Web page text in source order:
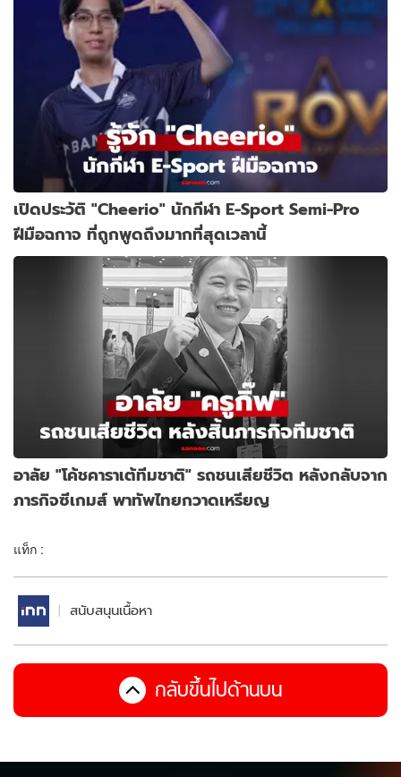
เปิดประวัติ "Cheerio" นักกีฬา E-Sport Semi-Pro
ฝีมือฉกาจ ที่ถูกพูดถึงมากที่สุดเวลานี้
อาลัย "โค้ชคาราเต้ทีมชาติ" รถชนเสียชีวิต หลังกลับจาก
ภารกิจซีเกมส์ พาทัพไทยกวาดเหรียญ
แท็ก :
สนับสนุนเนื้อหา
กลับขึ้นไปด้านบน